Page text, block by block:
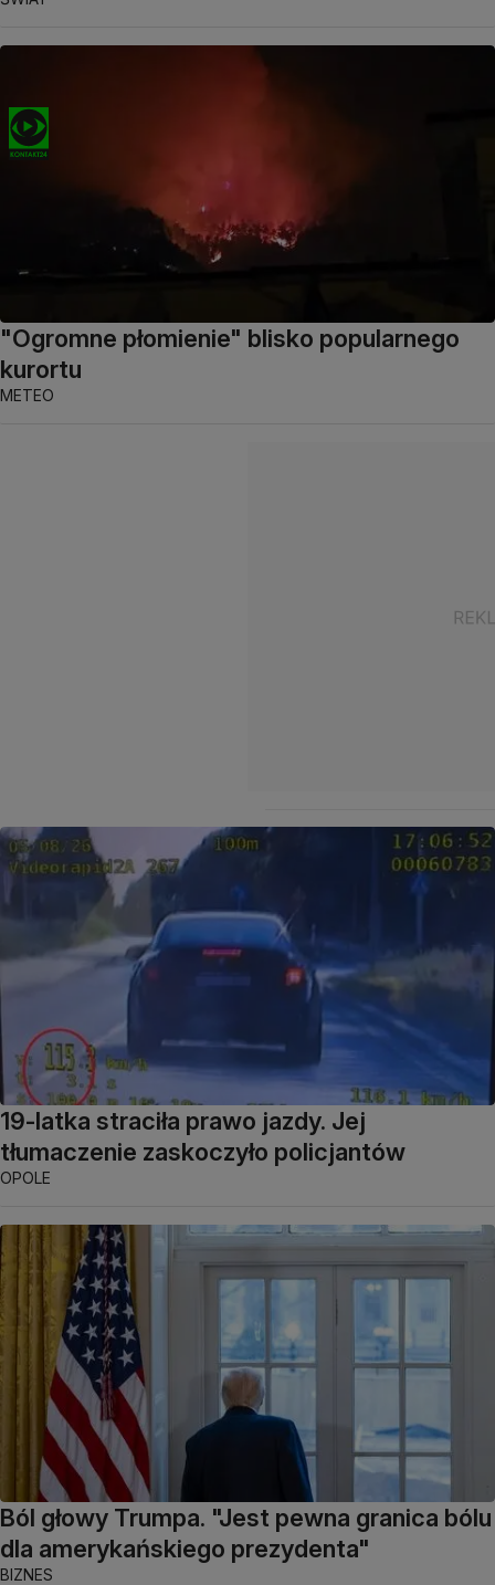
"Ogromne płomienie" blisko popularnego
kurortu
METEO
19-latka straciła prawo jazdy. Jej
tłumaczenie zaskoczyło policjantów
OPOLE
Ból głowy Trumpa. "Jest pewna granica bólu
dla amerykańskiego prezydenta"
BIZNES